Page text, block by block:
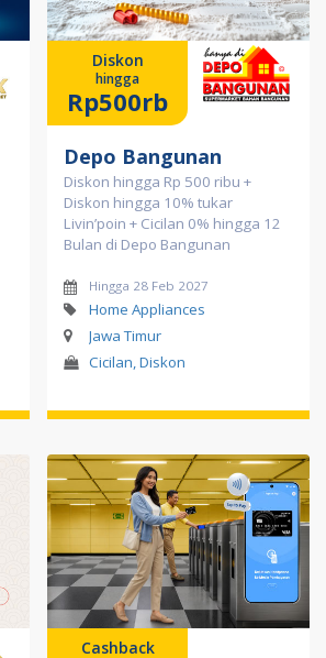
Diskon
hingga
Rp500rb
Depo Bangunan
Diskon hingga Rp 500 ribu +
Diskon hingga 10% tukar
Livin’poin + Cicilan 0% hingga 12
Bulan di Depo Bangunan
Hingga 28 Feb 2027
Home Appliances
Jawa Timur
Cicilan, Diskon
Cashback